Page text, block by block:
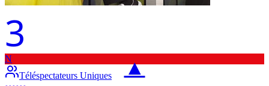
3
▲
N
Téléspectateurs Uniques